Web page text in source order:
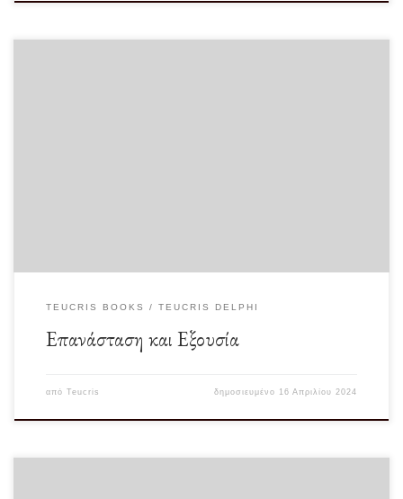
TEUCRIS BOOKS TEUCRIS DELPHI
Επανάσταση και Εξουσία
από Teucris δημοσιευμένο 16 Απριλίου 2024